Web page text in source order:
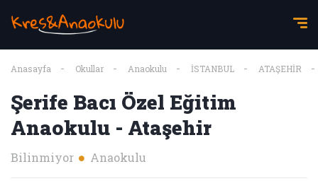
Anasayfa Okullar Anaokulu İSTANBUL ATAŞEHİR
Şerife Bacı Özel Eğitim
Anaokulu - Ataşehir
Bilinmiyor Anaokulu